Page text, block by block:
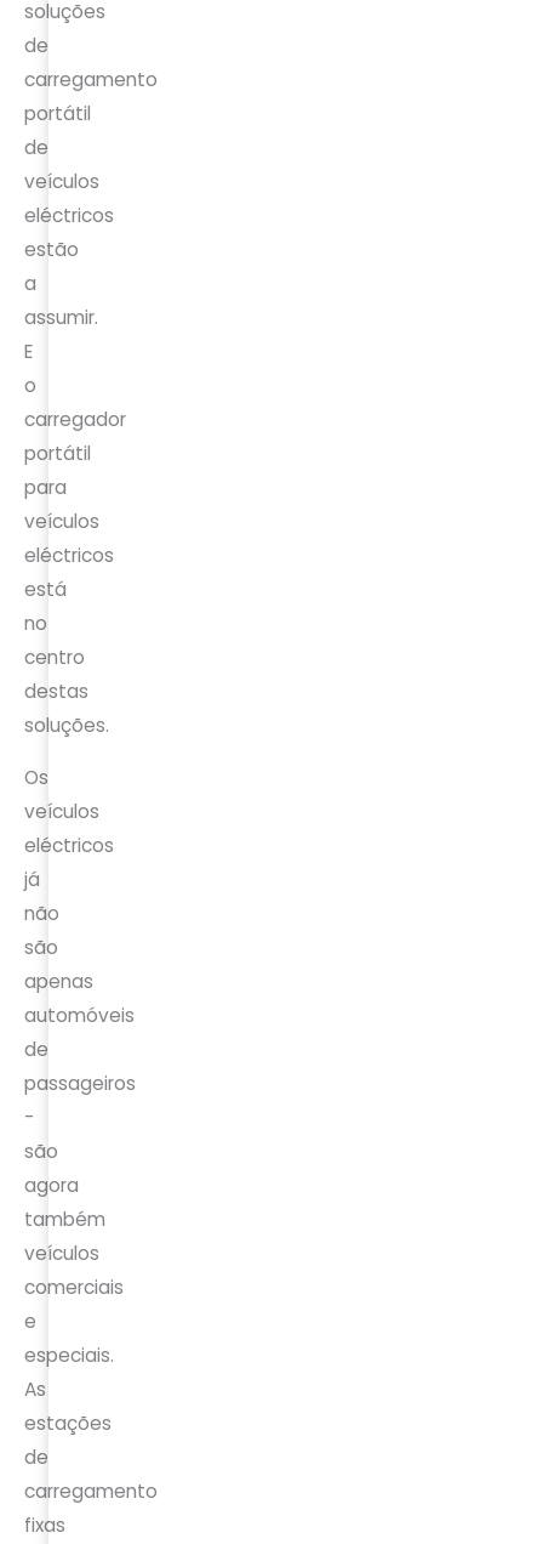
soluções
de
carregamento
portátil
de
veículos
eléctricos
estão
a
assumir.
E
o
carregador
portátil
para
veículos
eléctricos
está
no
centro
destas
soluções.
Os
veículos
eléctricos
já
não
são
apenas
automóveis
de
passageiros
-
são
agora
também
veículos
comerciais
e
especiais.
As
estações
de
carregamento
fixas